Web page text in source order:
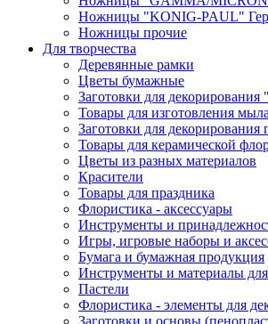
Ножницы "KONIG-PAUL"
Ножницы прочие
Для творчества
Деревянные рамки
Цветы бумажные
Заготовки для
Товары для изготовления
Заготовки для декорирования
Товары для керамической
Цветы из разных материалов
Красители
Товары для праздника
Флористика - аксессуары
Инструменты и
Игры, игровые наборы и
Бумага и бумажная продукция
Инструменты и материалы
Пастели
Флористика - элементы для
Заготовки и основы